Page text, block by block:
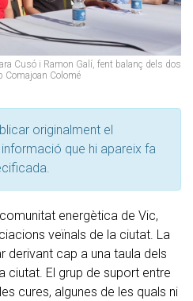
Cusó i Ramon Galí, fent balanç dels dos
Comajoan Colomé
originalment el
que hi apareix fa
energètica de Vic,
veïnals de la ciutat. La
derivant cap a una taula dels
ciutat. El grup de suport entre
cures, algunes de les quals ni